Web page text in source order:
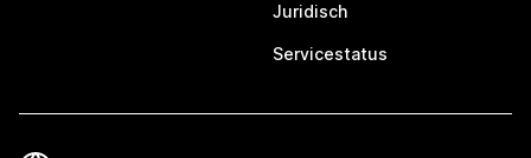
Juridisch
Servicestatus